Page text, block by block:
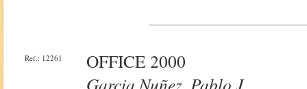
Ref.: 12261
OFFICE 2000
Garcia Nuñez, Pablo J.